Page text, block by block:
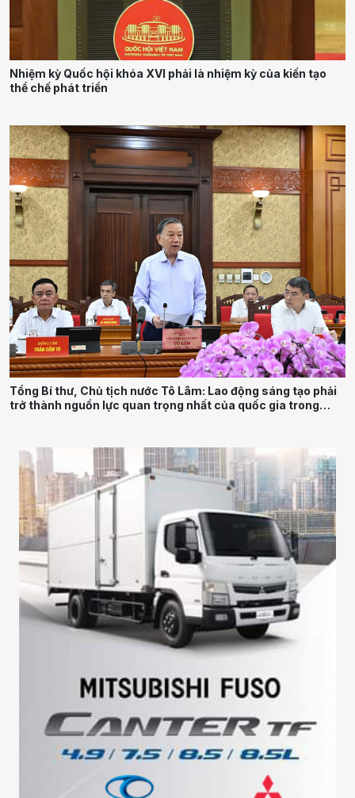
Nhiệm kỳ Quốc hội khóa XVI phải là nhiệm kỳ của kiến tạo
thể chế phát triển
Tổng Bí thư, Chủ tịch nước Tô Lâm: Lao động sáng tạo phải
trở thành nguồn lực quan trọng nhất của quốc gia trong